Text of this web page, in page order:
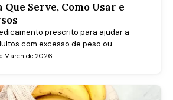
Que Serve, Como Usar e
prescrito para ajudar a
com excesso de peso ou
funciona, como se usa e quais os
March de 2026